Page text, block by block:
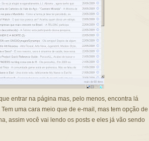
entrar na página mas, pelo menos, encontra lá
uma cara meio que de e-mail, mas tem opção de
, assim você vai lendo os postse eles já vão sendo